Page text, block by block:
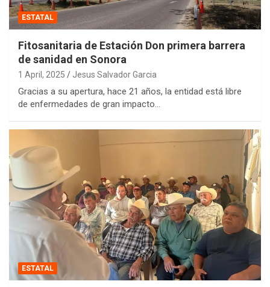
ESTATAL
Fitosanitaria de Estación Don primera barrera
de sanidad en Sonora
1 April, 2025 Jesus Salvador Garcia
Gracias a su apertura, hace 21 años, la entidad está libre
de enfermedades de gran impacto…
ESTATAL